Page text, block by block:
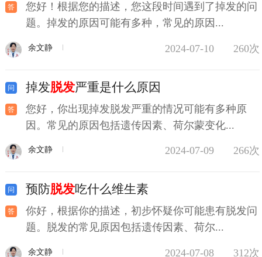
您好！根据您的描述，您这段时间遇到了掉发的问
题。掉发的原因可能有多种，常见的原因...
余文静 2024-07-10 260次
掉发脱发严重是什么原因
您好，你出现掉发脱发严重的情况可能有多种原
因。常见的原因包括遗传因素、荷尔蒙变化...
余文静 2024-07-09 266次
预防脱发吃什么维生素
你好，根据你的描述，初步怀疑你可能患有脱发问
题。脱发的常见原因包括遗传因素、荷尔...
余文静 2024-07-08 312次